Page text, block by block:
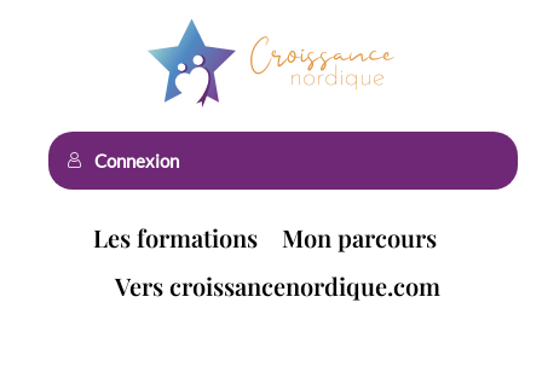
Les formations
Mon parcours
Vers croissancenordique.com
Connexion